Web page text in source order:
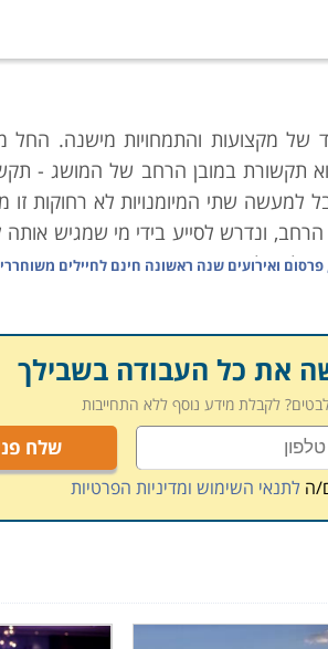
של מקצועות והתמחויות מישנה. החל
תקשורת במובן הרחב של המושג -
שתי המיומנויות לא רחוקות זו
ונדרש לסייע בידי מי שמגיש אותה
למשל, אירוע שבמרכזו אינטראקציה
בהן התמחויות על פי המפתח הבא:
שוקקת ומשגשגת. כל אירוע מבקש
מהארוע.
ואירועים שנה ראשונה חינם לחיילים
את כל העבודה בשבילך
לקבלת מידע נוסף ללא התחייבות
שלח
הלתנאי השימוש ומדיניות הפרטיות